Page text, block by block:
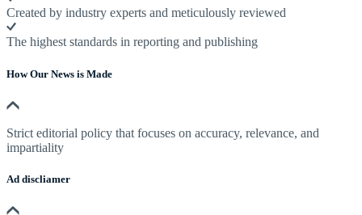
Created by industry experts and meticulously reviewed
The highest standards in reporting and publishing
How Our News is Made
Strict editorial policy that focuses on accuracy, relevance, and
impartiality
Ad discliamer